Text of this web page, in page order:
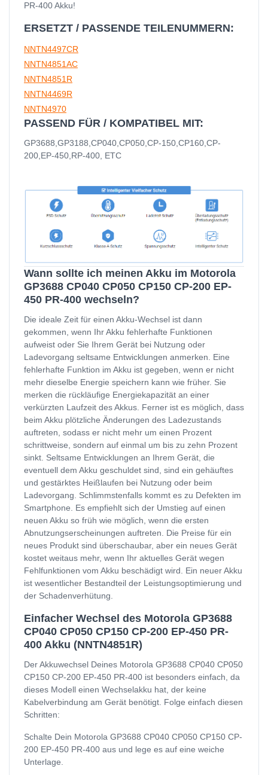
PR-400 Akku!
ERSETZT / PASSENDE TEILENUMMERN:
NNTN4497CR
NNTN4851AC
NNTN4851R
NNTN4469R
NNTN4970
PASSEND FÜR / KOMPATIBEL MIT:
GP3688,GP3188,CP040,CP050,CP-150,CP160,CP-
200,EP-450,RP-400, ETC
Wann sollte ich meinen Akku im Motorola
GP3688 CP040 CP050 CP150 CP-200 EP-
450 PR-400 wechseln?
Die ideale Zeit für einen Akku-Wechsel ist dann
gekommen, wenn Ihr Akku fehlerhafte Funktionen
aufweist oder Sie Ihrem Gerät bei Nutzung oder
Ladevorgang seltsame Entwicklungen anmerken. Eine
fehlerhafte Funktion im Akku ist gegeben, wenn er nicht
mehr dieselbe Energie speichern kann wie früher. Sie
merken die rückläufige Energiekapazität an einer
verkürzten Laufzeit des Akkus. Ferner ist es möglich, dass
beim Akku plötzliche Änderungen des Ladezustands
auftreten, sodass er nicht mehr um einen Prozent
schrittweise, sondern auf einmal um bis zu zehn Prozent
sinkt. Seltsame Entwicklungen an Ihrem Gerät, die
eventuell dem Akku geschuldet sind, sind ein gehäuftes
und gestärktes Heißlaufen bei Nutzung oder beim
Ladevorgang. Schlimmstenfalls kommt es zu Defekten im
Smartphone. Es empfiehlt sich der Umstieg auf einen
neuen Akku so früh wie möglich, wenn die ersten
Abnutzungserscheinungen auftreten. Die Preise für ein
neues Produkt sind überschaubar, aber ein neues Gerät
kostet weitaus mehr, wenn Ihr aktuelles Gerät wegen
Fehlfunktionen vom Akku beschädigt wird. Ein neuer Akku
ist wesentlicher Bestandteil der Leistungsoptimierung und
der Schadenverhütung.
Einfacher Wechsel des Motorola GP3688
CP040 CP050 CP150 CP-200 EP-450 PR-
400 Akku (NNTN4851R)
Der Akkuwechsel Deines Motorola GP3688 CP040 CP050
CP150 CP-200 EP-450 PR-400 ist besonders einfach, da
dieses Modell einen Wechselakku hat, der keine
Kabelverbindung am Gerät benötigt. Folge einfach diesen
Schritten:
Schalte Dein Motorola GP3688 CP040 CP050 CP150 CP-
200 EP-450 PR-400 aus und lege es auf eine weiche
Unterlage.